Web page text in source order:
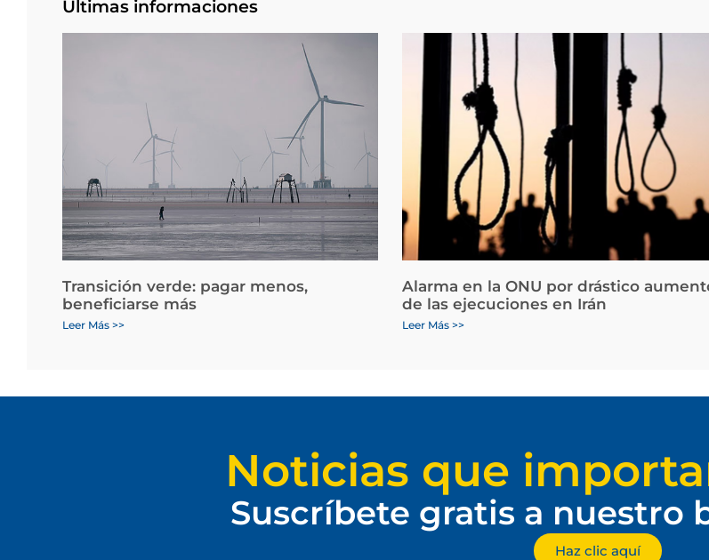
Últimas informaciones
Transición verde: pagar menos,
beneficiarse más
Leer Más >>
Alarma en la ONU por drástico
de las ejecuciones en Irán
Leer Más >>
Noticias que
Suscríbete gratis a nuestro
Haz clic aquí